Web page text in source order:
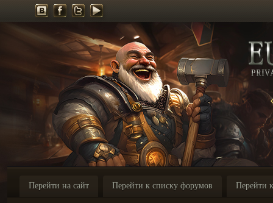
Перейти на сайт Перейти к списку форумов Перейти